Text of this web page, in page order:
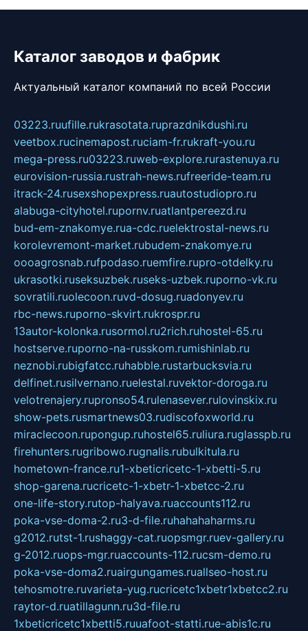
Каталог заводов и фабрик
Актуальный каталог компаний по всей России
03223.ruufille.rukrasotata.ruprazdnikdushi.ru
veetbox.rucinemapost.ruciam-fr.rukraft-you.ru
mega-press.ru03223.ruweb-explore.rurastenuya.ru
eurovision-russia.rustrah-news.rufreeride-team.ru
itrack-24.rusexshopexpress.ruautostudiopro.ru
alabuga-cityhotel.rupornv.ruatlantpereezd.ru
bud-em-znakomye.rua-cdc.ruelektrostal-news.ru
korolevremont-market.rubudem-znakomye.ru
oooagrosnab.rufpodaso.ruemfire.rupro-otdelky.ru
ukrasotki.ruseksuzbek.ruseks-uzbek.ruporno-vk.ru
sovratili.ruolecoon.ruvd-dosug.ruadonyev.ru
rbc-news.ruporno-skvirt.rukrospr.ru
13autor-kolonka.rusormol.ru2rich.ruhostel-65.ru
hostserve.ruporno-na-russkom.rumishinlab.ru
neznobi.rubigfatcc.ruhabble.rustarbucksvia.ru
delfinet.rusilvernano.ruelestal.ruvektor-doroga.ru
velotrenajery.rupronso54.rulenasever.rulovinskix.ru
show-pets.rusmartnews03.rudiscofoxworld.ru
miraclecoon.rupongup.ruhostel65.ruliura.ruglasspb.ru
firehunters.rugribowo.rugnalis.rubulkitula.ru
hometown-france.ru1-xbeticricetc-1-xbetti-5.ru
shop-garena.rucricetc-1-xbetr-1-xbetcc-2.ru
one-life-story.rutop-halyava.ruaccounts112.ru
poka-vse-doma-2.ru3-d-file.ruhahahaharms.ru
g2012.rutst-1.rushaggy-cat.ruopsmgr.ruev-gallery.ru
g-2012.ruops-mgr.ruaccounts-112.rucsm-demo.ru
poka-vse-doma2.ruairgungames.ruallseo-host.ru
tehosmotre.ruvarieta-yug.rucricetc1xbetr1xbetcc2.ru
raytor-d.ruatillagunn.ru3d-file.ru
1xbeticricetc1xbetti5.ruuafoot-statti.rue-abis1c.ru